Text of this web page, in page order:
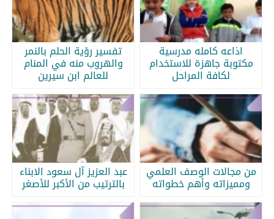
اذاعه كامله مدرسية
مكتوبة جاهزة للاستخدام
لكافة المراحل
تفسير رؤية الحلم بالنمر
والهروب منه في المنام
للعالم ابن سيرين
من مجالات الوصف العلمي
ومميزاته وأهم خطواته
عبد العزيز آل سعود الابناء
بالترتيب من الأكبر للأصغر